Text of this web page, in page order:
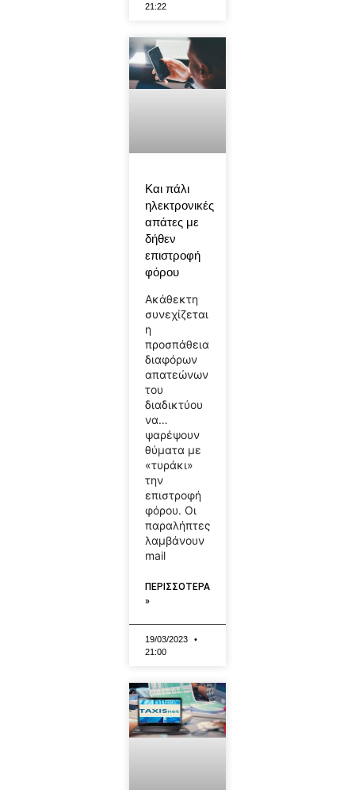
21:22
Και πάλι
ηλεκτρονικές
απάτες με
δήθεν
επιστροφή
φόρου
Ακάθεκτη
συνεχίζεται
η
προσπάθεια
διαφόρων
απατεώνων
του
διαδικτύου
να…
ψαρέψουν
θύματα με
«τυράκι»
την
επιστροφή
φόρου. Οι
παραλήπτες
λαμβάνουν
mail
ΠΕΡΙΣΣΟΤΕΡΑ
»
19/03/2023
21:00